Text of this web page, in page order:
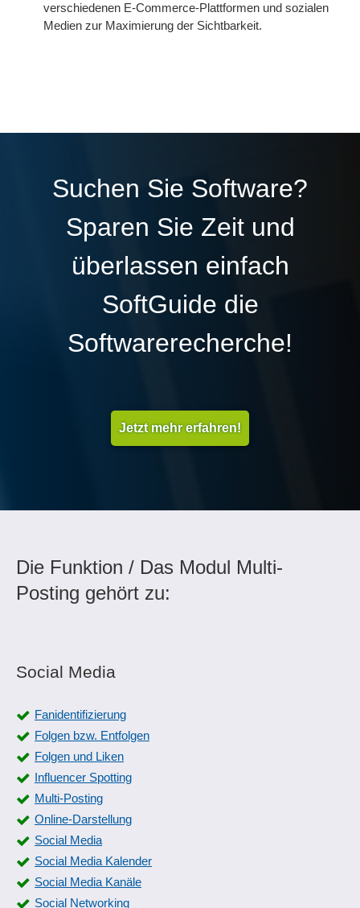
verschiedenen E-Commerce-Plattformen und sozialen
Medien zur Maximierung der Sichtbarkeit.
Suchen Sie Software?
Sparen Sie Zeit und
überlassen einfach
SoftGuide die
Softwarerecherche!
Jetzt mehr erfahren!
Die Funktion / Das Modul Multi-
Posting gehört zu:
Social Media
Fanidentifizierung
Folgen bzw. Entfolgen
Folgen und Liken
Influencer Spotting
Multi-Posting
Online-Darstellung
Social Media
Social Media Kalender
Social Media Kanäle
Social Networking